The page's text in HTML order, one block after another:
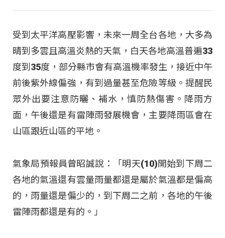
受到太平洋高壓影響，未來一周全台各地，大多為
晴到多雲且高溫炎熱的天氣，白天各地高溫普遍33
度到35度，部分縣市會有高溫機率發生，接近中午
前後紫外線偏強，有到過量甚至危險等級。提醒民
眾外出要注意防曬、補水，慎防熱傷害。降雨方
面，午後還是有雷陣雨發展機會，主要降雨區會在
山區跟近山區的平地。
氣象局預報員曾昭誠說：「明天(10)開始到下周二
各地的氣溫還有雲量雨量都還是屬於氣溫都是偏高
的，雨量還是偏少的，到下周二之前，各地的午後
雷陣雨都還是有的。」